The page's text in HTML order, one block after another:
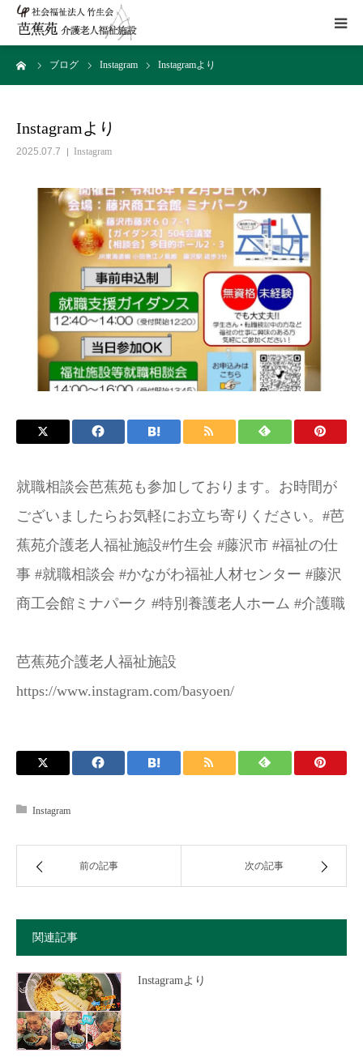
ブログ Instagram Instagramより
Instagramより
2025.07.7 Instagram
就職相談会芭蕉苑も参加しております。お時間が
ございましたらお気軽にお立ち寄りください。#芭
蕉苑介護老人福祉施設#竹生会 #藤沢市 #福祉の仕
事 #就職相談会 #かながわ福祉人材センター #藤沢
商工会館ミナパーク #特別養護老人ホーム #介護職
芭蕉苑介護老人福祉施設
https://www.instagram.com/basyoen/
Instagram
前の記事 次の記事
関連記事
Instagramより
施設概要
サービス
Instagram
取組み
アクセス
お問い合わせ
施設パンフレット